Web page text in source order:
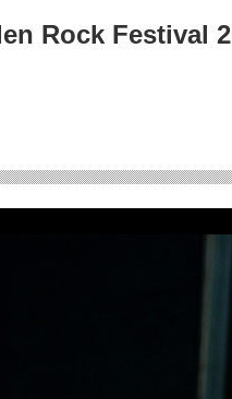
Rock Festival